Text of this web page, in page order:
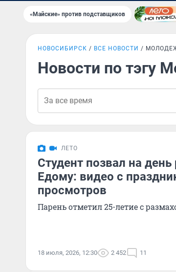
«Майские» против подставщиков
НОВОСИБИРСК ВСЕ НОВОСТИ
Новости по тэгу
ЛЕТО
Студент позвал на
Едому: видео с
просмотров
Парень отметил 25-летие с
18 июля, 2026, 12:30 2 452 11